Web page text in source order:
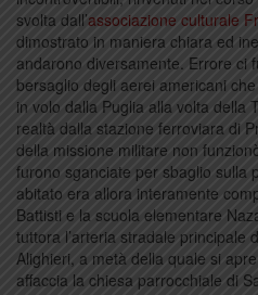
svolta dall’associazione culturale
dimostrato in maniera chiara ed
andarono diversamente. Errore ci
bersaglio degli aerei americani
in volo dalla Puglia alla volta della
realtà dalla stazione ferroviara di
della missione militare non
furono sganciate per sbaglio sulla
abitato era allora interamente
Battisti e la scuola elementare
tuttora l’arteria stradale principale
Alighieri, a metà della quale si
affaccia la chiesa parrocchiale di